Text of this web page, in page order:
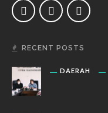
RECENT POSTS
DAERAH